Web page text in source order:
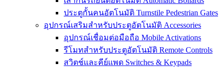
ประตูกั้นคนอัตโนมัติ Turnstile Pedestrian Gates
อุปกรณ์เสริมสำหรับประตูอัตโนมัติ Accessories
อุปกรณ์เชื่อมต่อมือถือ Mobile Activations
รีโมทสำหรับประตูอัตโนมัติ Remote Controls
สวิตช์และคีย์แพด Switches & Keypads